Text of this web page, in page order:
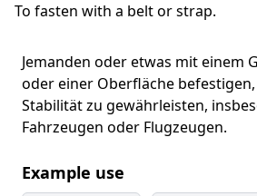
To fasten with a belt or strap.
Jemanden oder etwas mit einem
oder einer Oberfläche
Stabilität zu gewährleisten,
Fahrzeugen oder Flugzeugen.
Example use